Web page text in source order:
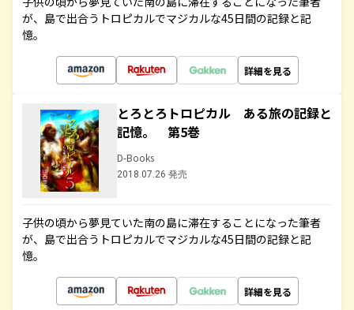
が、島で出合うトロピカルでマジカルな45日間の記録と記
憶。
詳細を見る
とろとろトロピカル ある旅の記録と
記憶。 第5巻
D-Books
2018.07.26 発売
子供の頃から夢見ていた南の島に滞在することになった筆者
が、島で出合うトロピカルでマジカルな45日間の記録と記
憶。
詳細を見る